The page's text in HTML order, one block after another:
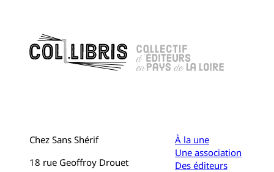
Chez Sans Shérif
18 rue Geoffroy Drouet
À la une
Une association
Des éditeurs